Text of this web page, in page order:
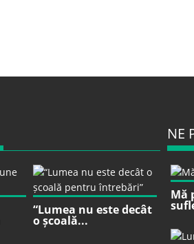
“Lumea nu este decât
o școală...
NE
Mă